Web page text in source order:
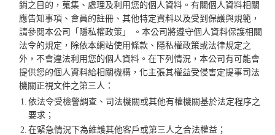
銷之目的，蒐集、處理及利用您的個人資料。有關個人資料相關
應告知事項、會員的註冊、其他特定資料以及受到保護與規範，
請參閱本公司「隱私權政策」 。本公司將遵守個人資料保護相關
法令的規定，除依本網站使用條款、隱私權政策或法律規定之
外，不會違法利用您的個人資料。在下列情況，本公司有可能會
提供您的個人資料給相關機構，化主張其權益受侵害定提事司法
機關正視文件之第三人：
1. 依法令受檢警調查、司法機關或其他有權機關基於法定程序之
要求；
2. 在緊急情況下為維護其他客戶或第三人之合法權益；